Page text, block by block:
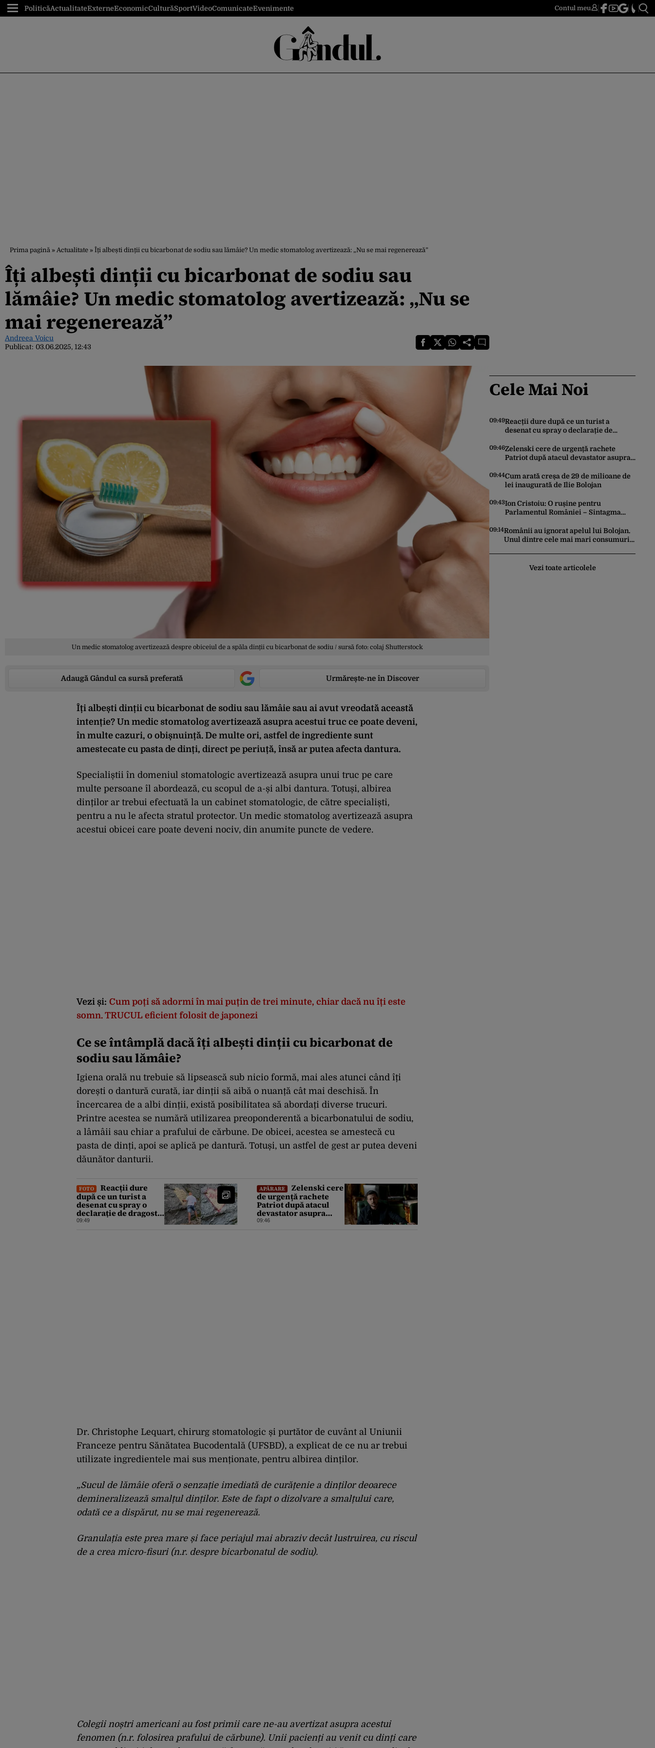
PoliticăActualitateExterneEconomicCulturăSportVideoComunicateEvenimente Contul meu
Prima pagină » Actualitate » Îți albești dinții cu bicarbonat de sodiu sau lămâie? Un medic stomatolog avertizează: „Nu se mai regenerează”
Îți albești dinții cu bicarbonat de sodiu sau
lămâie? Un medic stomatolog avertizează: „Nu se
mai regenerează”
Andreea Voicu
Publicat: 03.06.2025, 12:43
Un medic stomatolog avertizează despre obiceiul de a spăla dinții cu bicarbonat de sodiu / sursă foto: colaj Shutterstock
Adaugă Gândul ca sursă preferată Urmărește-ne în Discover
Îți albești dinții cu bicarbonat de sodiu sau lămâie sau ai avut vreodată această
intenție? Un medic stomatolog avertizează asupra acestui truc ce poate deveni,
în multe cazuri, o obișnuință. De multe ori, astfel de ingrediente sunt
amestecate cu pasta de dinți, direct pe periuță, însă ar putea afecta dantura.
Specialiștii în domeniul stomatologic avertizează asupra unui truc pe care
multe persoane îl abordează, cu scopul de a-și albi dantura. Totuși, albirea
dinților ar trebui efectuată la un cabinet stomatologic, de către specialiști,
pentru a nu le afecta stratul protector. Un medic stomatolog avertizează asupra
acestui obicei care poate deveni nociv, din anumite puncte de vedere.
Vezi și: Cum poți să adormi în mai puțin de trei minute, chiar dacă nu îți este
somn. TRUCUL eficient folosit de japonezi
Ce se întâmplă dacă îți albești dinții cu bicarbonat de
sodiu sau lămâie?
Igiena orală nu trebuie să lipsească sub nicio formă, mai ales atunci când îți
dorești o dantură curată, iar dinții să aibă o nuanță cât mai deschisă. În
încercarea de a albi dinții, există posibilitatea să abordați diverse trucuri.
Printre acestea se numără utilizarea preoponderentă a bicarbonatului de sodiu,
a lâmâii sau chiar a prafului de cărbune. De obicei, acestea se amestecă cu
pasta de dinți, apoi se aplică pe dantură. Totuși, un astfel de gest ar putea deveni
dăunător danturii.
FOTO
Reacții dure
după ce un turist a
desenat cu spray o
declarație de dragoste
pe o stâncă de pe
09:49
APĂRARE
Zelenski cere
de urgență rachete
Patriot după atacul
devastator asupra
Kievului: „Este
09:46
Dr. Christophe Lequart, chirurg stomatologic și purtător de cuvânt al Uniunii
Franceze pentru Sănătatea Bucodentală (UFSBD), a explicat de ce nu ar trebui
utilizate ingredientele mai sus menționate, pentru albirea dinților.
„Sucul de lămâie oferă o senzație imediată de curățenie a dinților deoarece
demineralizează smalțul dinților. Este de fapt o dizolvare a smalțului care,
odată ce a dispărut, nu se mai regenerează.
Granulația este prea mare și face periajul mai abraziv decât lustruirea, cu riscul
de a crea micro-fisuri (n.r. despre bicarbonatul de sodiu).
Colegii noștri americani au fost primii care ne-au avertizat asupra acestui
fenomen (n.r. folosirea prafului de cărbune). Unii pacienți au venit cu dinți care
Cele Mai Noi
09:49Reacții dure după ce un turist a
desenat cu spray o declarație de
Transfăgărășan: „Anna, ține-ți prostul
acasă!”
09:46Zelenski cere de urgență rachete
Patriot după atacul devastator asupra
toate birocrațiile”
09:44Cum arată creșa de 29 de milioane de
lei inaugurată de Ilie Bolojan
09:43Ion Cristoiu: O rușine pentru
Parlamentul României – Sintagma
asemănătoare acelora dintre soți” din
Legea ANI
09:14Românii au ignorat apelul lui Bolojan.
Unul dintre cele mai mari consumuri
Vezi toate articolele